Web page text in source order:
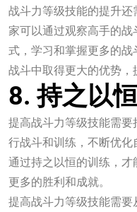
战斗力等级技能的提升
家可以通过观察高手的
式，学习和掌握更多的
战斗中取得更大的优势，
8. 持之以
提高战斗力等级技能需
行战斗和训练，不断优
通过持之以恒的训练，
更多的胜利和成就。
提高战斗力等级技能需